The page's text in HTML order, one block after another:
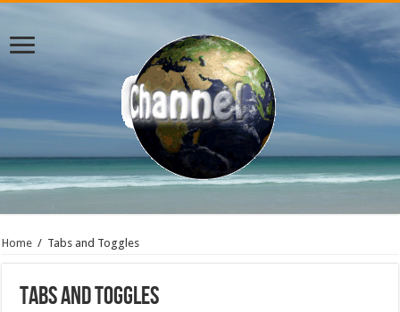
Home / Tabs and Toggles
Tabs and Toggles